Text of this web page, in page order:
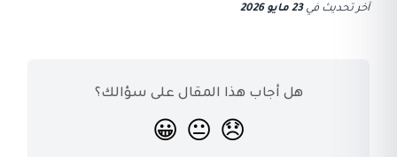
آخر تحديث في23 مايو 2026
هل أجاب هذا المقال على سؤالك؟
😞
😐
😀